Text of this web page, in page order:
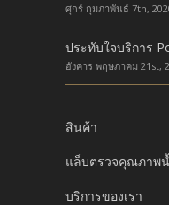
ศุกร์ กุมภาพันธ์ 7th,
ประทับใจบริการ
อังคาร พฤษภาคม 21st,
สินค้า
แล็บตรวจคุณภาพ
บริการของเรา